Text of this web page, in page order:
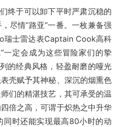
终于可以卸下平时严肃沉稳的
尽情“路亚”一番。一枚兼备强
瑞士雷达表Captain Cook高科
一定会成为这些冒险家们的挚
的经典风格，轻盈耐磨的哑光
壳赋予其神秘、深沉的烟熏色
们的精湛技艺，其可承受的温
倍之高，可谓于炽热之中升华
同时还能实现最高80小时的动